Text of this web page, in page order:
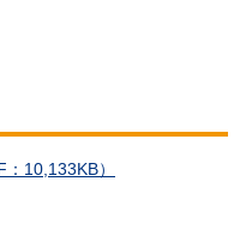
10,133KB）